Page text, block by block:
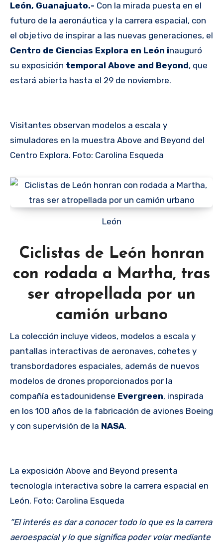
León, Guanajuato.- Con la mirada puesta en el
futuro de la aeronáutica y la carrera espacial, con
el objetivo de inspirar a las nuevas generaciones, el
Centro de Ciencias Explora en León inauguró
su exposición temporal Above and Beyond, que
estará abierta hasta el 29 de noviembre.
Visitantes observan modelos a escala y
simuladores en la muestra Above and Beyond del
Centro Explora. Foto: Carolina Esqueda
León
Ciclistas de León honran
con rodada a Martha, tras
ser atropellada por un
camión urbano
La colección incluye videos, modelos a escala y
pantallas interactivas de aeronaves, cohetes y
transbordadores espaciales, además de nuevos
modelos de drones proporcionados por la
compañía estadounidense Evergreen, inspirada
en los 100 años de la fabricación de aviones Boeing
y con supervisión de la NASA.
La exposición Above and Beyond presenta
tecnología interactiva sobre la carrera espacial en
León. Foto: Carolina Esqueda
“El interés es dar a conocer todo lo que es la carrera
aeroespacial y lo que significa poder volar mediante